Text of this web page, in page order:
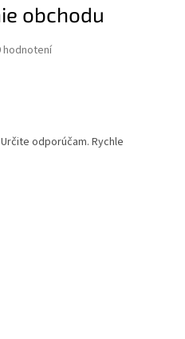
obchodu
hodnotení
odporúčam. Rychle